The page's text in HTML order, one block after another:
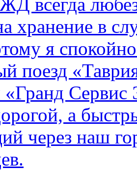
хранение в
я
поезд
Сервис
а
через наш